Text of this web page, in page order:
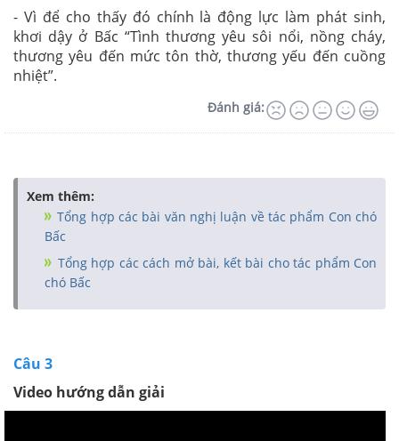
- Vì để cho thấy đó chính là động lực làm phát sinh,
khơi dậy ở Bấc “Tình thương yêu sôi nổi, nồng cháy,
thương yêu đến mức tôn thờ, thương yếu đến cuồng
nhiệt”.
Đánh giá:
Xem thêm:
Tổng hợp các bài văn nghị luận về tác phẩm Con chó
Bấc
Tổng hợp các cách mở bài, kết bài cho tác phẩm Con
chó Bấc
Câu 3
Video hướng dẫn giải